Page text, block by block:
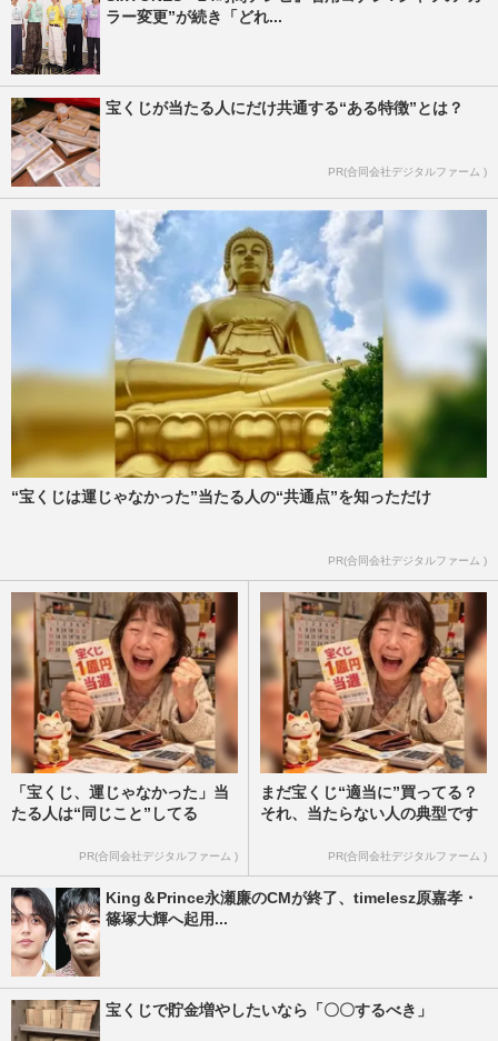
ラー変更”が続き「どれ...
宝くじが当たる人にだけ共通する“ある特徴”とは？
PR(合同会社デジタルファーム )
“宝くじは運じゃなかった”当たる人の“共通点”を知っただけ
PR(合同会社デジタルファーム )
「宝くじ、運じゃなかった」当
たる人は“同じこと”してる
PR(合同会社デジタルファーム )
まだ宝くじ“適当に”買ってる？
それ、当たらない人の典型です
PR(合同会社デジタルファーム )
King＆Prince永瀬廉のCMが終了、timelesz原嘉孝・
篠塚大輝へ起用...
宝くじで貯金増やしたいなら「〇〇するべき」